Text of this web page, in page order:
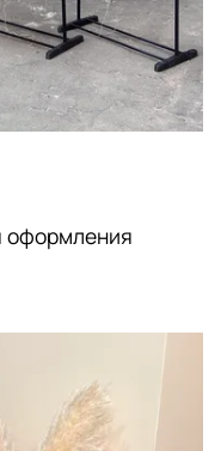
оформления